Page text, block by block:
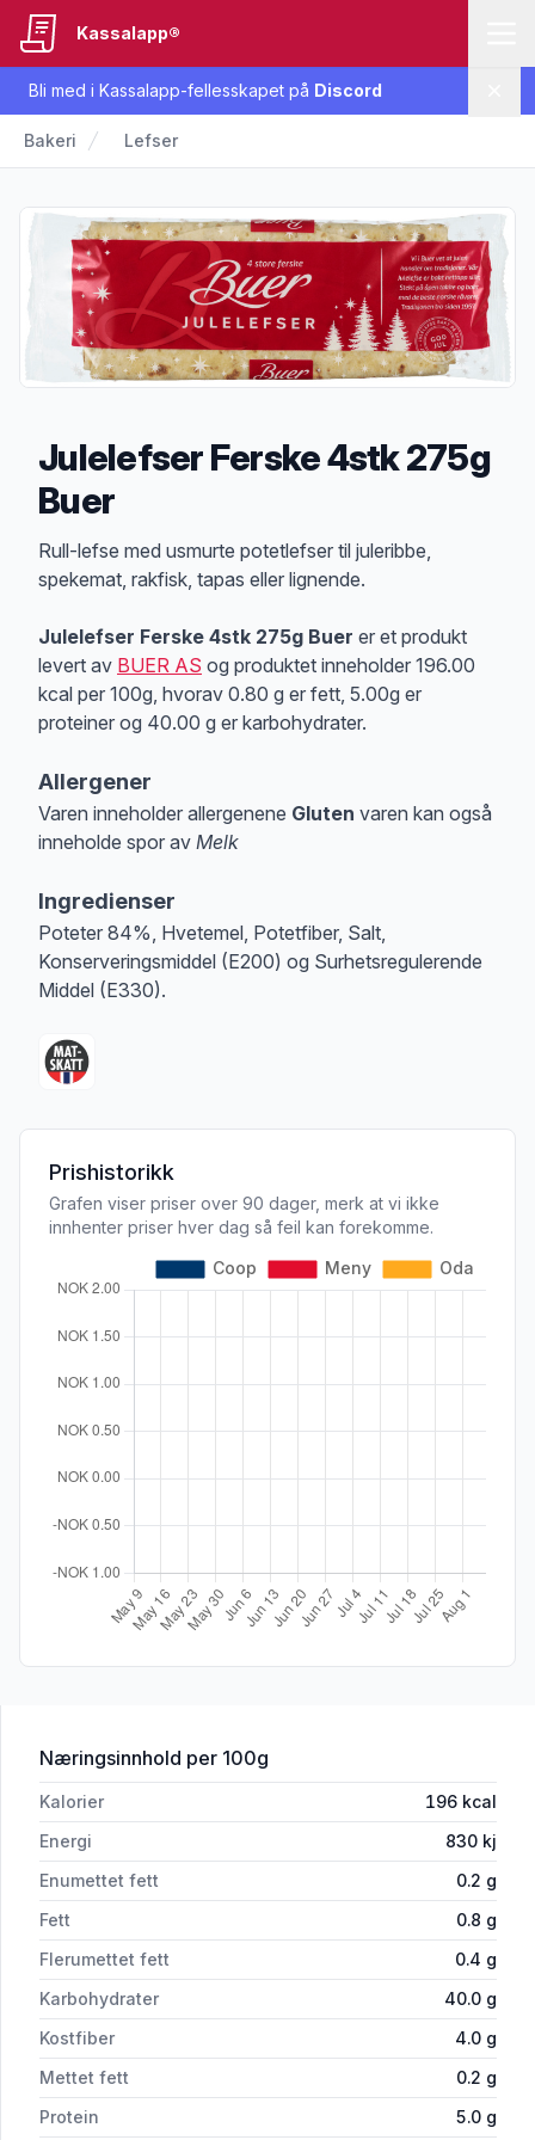
Bli med i Kassalapp-fellesskapet på Discord
Kassalapp®
Bakeri Lefser
Julelefser Ferske 4stk 275g
Buer
Produktbeskrivelse
Rull-lefse med usmurte potetlefser til juleribbe,
spekemat, rakfisk, tapas eller lignende.
Julelefser Ferske 4stk 275g Buer er et produkt
levert av BUER AS og produktet inneholder 196.00
kcal per 100g, hvorav 0.80 g er fett, 5.00g er
proteiner og 40.00 g er karbohydrater.
Allergener
Varen inneholder allergenene Gluten varen kan også
inneholde spor av Melk
Ingredienser
Poteter 84%, Hvetemel, Potetfiber, Salt,
Konserveringsmiddel (E200) og Surhetsregulerende
Middel (E330).
Prishistorikk
Grafen viser priser over 90 dager, merk at vi ikke
innhenter priser hver dag så feil kan forekomme.
Næringsinnhold for 'Julelefser Ferske 4stk 275g Buer'
per 100g
Kalorier 196 kcal
Energi
830 kj
Enumettet fett
0.2 g
Fett
0.8 g
Flerumettet fett
0.4 g
Karbohydrater
40.0 g
Kostfiber
4.0 g
Mettet fett
0.2 g
Protein
5.0 g